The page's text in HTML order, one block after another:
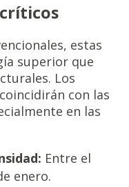
estas
superior que
Los
con las
en las
Entre el
enero.